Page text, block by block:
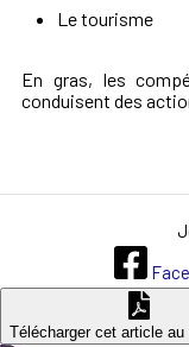
Le tourisme
En gras, les
conduisent des
Télécharger cet article